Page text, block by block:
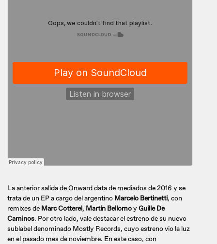
La anterior salida de Onward data de mediados de 2016 y se
trata de un EP a cargo del argentino Marcelo Bertinetti, con
remixes de Marc Cotterel, Martín BellomoyGuille De
Caminos. Por otro lado, vale destacar el estreno de su nuevo
sublabel denominado Mostly Records, cuyo estreno vio la luz
en el pasado mes de noviembre. En este caso, con